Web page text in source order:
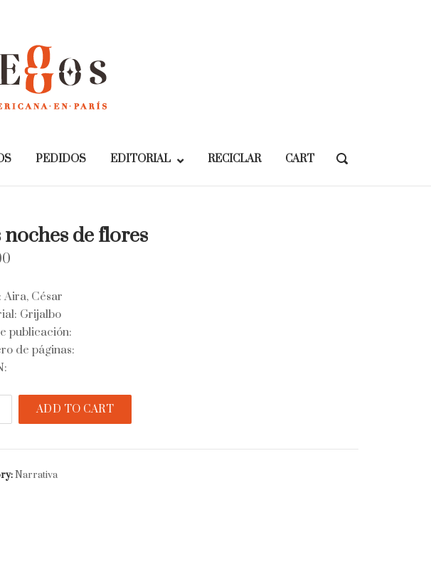
PEDIDOS EDITORIAL RECICLAR CART
OPEN
BAR
noches de flores
Aira, César
Grijalbo
publicación:
de páginas:
ADD TO CART
Narrativa